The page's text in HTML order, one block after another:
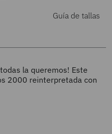
Guía de tallas
la queremos! Este
2000 reinterpretada con